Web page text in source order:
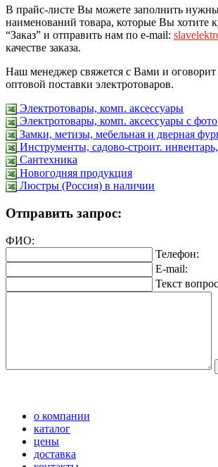
В прайс-листе Вы можете заполнить
наименований товара, которые Вы хотите
“Заказ” и отправить нам по e-mail:
качестве заказа.
Наш менеджер свяжется с Вами и оговорит
оптовой поставки электротоваров.
Электротовары, комп. аксессуары
Электротовары, комп. аксессуары с фото
Замки, метизы, мебельная и дверная
Инструменты, садово-строит.
Сантехника
Новогодняя продукция
Люстры (Россия) в наличии
Отправить запрос:
ФИО:
Телефон:
E-mail:
Текст
о компании
каталог
цены
доставка